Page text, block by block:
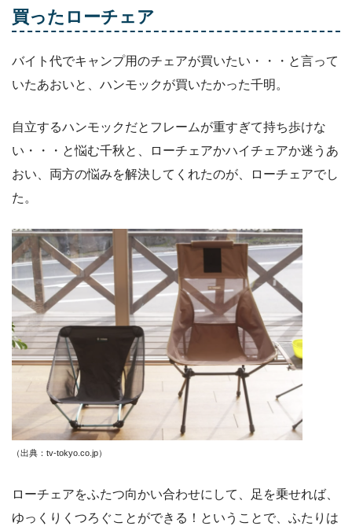
買ったローチェア
バイト代でキャンプ用のチェアが買いたい・・・と言って
いたあおいと、ハンモックが買いたかった千明。
自立するハンモックだとフレームが重すぎて持ち歩けな
い・・・と悩む千秋と、ローチェアかハイチェアか迷うあ
おい、両方の悩みを解決してくれたのが、ローチェアでし
た。
（出典：tv-tokyo.co.jp）
ローチェアをふたつ向かい合わせにして、足を乗せれば、
ゆっくりくつろぐことができる！ということで、ふたりは